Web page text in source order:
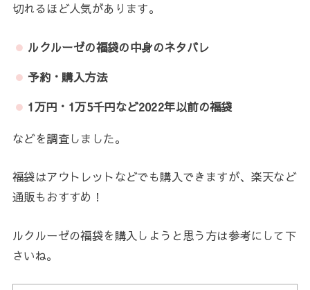
切れるほど人気があります。
ルクルーゼの福袋の中身のネタバレ
予約・購入方法
1万円・1万5千円など2022年以前の福袋
などを調査しました。
福袋はアウトレットなどでも購入できますが、楽天など
通販もおすすめ！
ルクルーゼの福袋を購入しようと思う方は参考にして下
さいね。